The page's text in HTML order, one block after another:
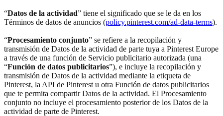
“Datos de la actividad” tiene el significado que se le da en los
Términos de datos de anuncios (policy.pinterest.com/ad-data-terms).
“Procesamiento conjunto” se refiere a la recopilación y
transmisión de Datos de la actividad de parte tuya a Pinterest Europe
a través de una función de Servicio publicitario autorizada (una
“Función de datos publicitarios”), e incluye la recopilación y
transmisión de Datos de la actividad mediante la etiqueta de
Pinterest, la API de Pinterest u otra Función de datos publicitarios
que te permita compartir Datos de la actividad. El Procesamiento
conjunto no incluye el procesamiento posterior de los Datos de la
actividad de parte de Pinterest.